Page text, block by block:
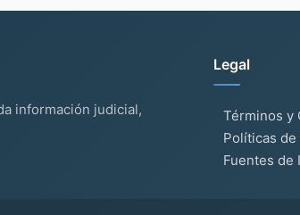
información judicial,
Legal
Términos y
Políticas
Fuentes de